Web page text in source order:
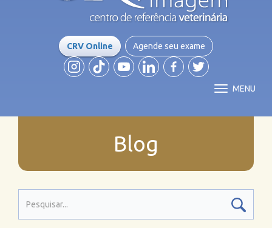
CRV Online Agende seu exame
MENU
Blog